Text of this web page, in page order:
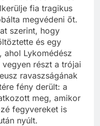
fia tragikus
megvédeni őt.
szerint, hogy
és egy
ahol Lykomédész
részt a trójai
ravaszságának
fény derült: a
meg, amikor
fegyvereket is
nyúlt.